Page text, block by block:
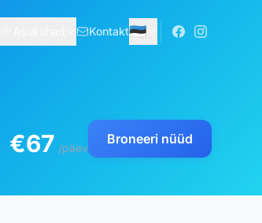
Kontakt🇪🇪
€67 /päev
Broneeri nüüd